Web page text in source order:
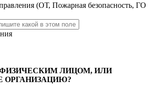
(ОТ, Пожарная безопасность, ГО
ЛИЦОМ, ИЛИ
ОРГАНИЗАЦИЮ?